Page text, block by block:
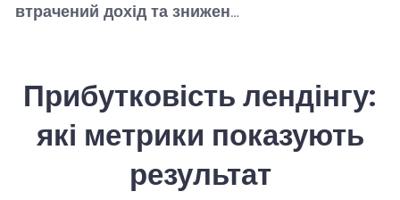
втрачений дохід та знижен…
Прибутковість лендінгу:
які метрики показують
результат